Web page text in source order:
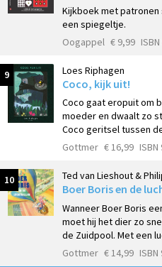
Kijkboek met patronen
een spiegeltje.
Oogappel € 9,99
9 Loes Riphagen
Coco, kijk uit!
Coco gaat eropuit om
moeder en dwaalt zo
Coco geritsel tussen
Gottmer € 16,99 ISBN
10 Ted van Lieshout &
Boer Boris en de
Wanneer Boer Boris
moet hij het dier zo
de Zuidpool. Met een
Gottmer € 14,99